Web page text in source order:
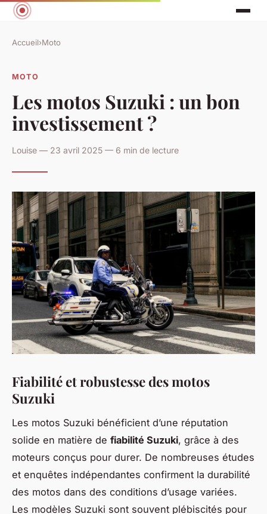
Accueil›Moto
MOTO
Les motos Suzuki : un bon
investissement ?
Louise — 23 avril 2025 — 6 min de lecture
Fiabilité et robustesse des motos
Suzuki
Les motos Suzuki bénéficient d’une réputation
solide en matière de fiabilité Suzuki, grâce à des
moteurs conçus pour durer. De nombreuses études
et enquêtes indépendantes confirment la durabilité
des motos dans des conditions d’usage variées.
Les modèles Suzuki sont souvent plébiscités pour